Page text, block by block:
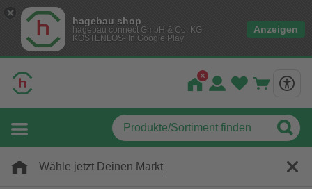
hagebau shop
hagebau connect GmbH & Co. KG
KOSTENLOS- In Google Play
Anzeigen
Wähle jetzt Deinen Markt